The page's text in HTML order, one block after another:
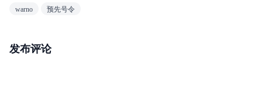
warno 预先号令
发布评论